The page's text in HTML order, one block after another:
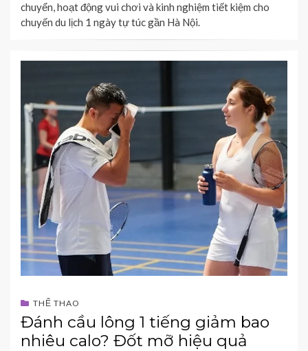
chuyển, hoạt động vui chơi và kinh nghiệm tiết kiệm cho
chuyến du lịch 1 ngày tự túc gần Hà Nội.
THỂ THAO
Đánh cầu lông 1 tiếng giảm bao
nhiêu calo? Đốt mỡ hiệu quả